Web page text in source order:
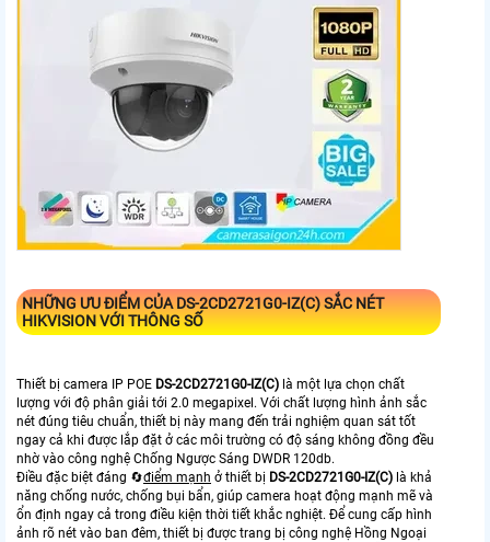
NHỮNG ƯU ĐIỂM CỦADS-2CD2721G0-IZ(C)SẮC NÉT
HIKVISION VỚI THÔNG SỐ
Thiết bị camera IP POE DS-2CD2721G0-IZ(C) là một lựa chọn chất
lượng với độ phân giải tới 2.0 megapixel. Với chất lượng hình ảnh sắc
nét đúng tiêu chuẩn, thiết bị này mang đến trải nghiệm quan sát tốt
ngay cả khi được lắp đặt ở các môi trường có độ sáng không đồng đều
nhờ vào công nghệ Chống Ngược Sáng DWDR 120db.
Điều đặc biệt đáng 🔄điểm mạnh ở thiết bị DS-2CD2721G0-IZ(C) là khả
năng chống nước, chống bụi bẩn, giúp camera hoạt động mạnh mẽ và
ổn định ngay cả trong điều kiện thời tiết khắc nghiệt. Để cung cấp hình
ảnh rõ nét vào ban đêm, thiết bị được trang bị công nghệ Hồng Ngoại